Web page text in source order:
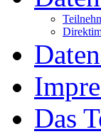
Das